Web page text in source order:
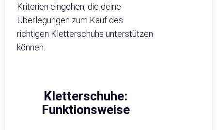
Kriterien eingehen, die deine
Überlegungen zum Kauf des
richtigen Kletterschuhs unterstützen
können.
Kletterschuhe:
Funktionsweise